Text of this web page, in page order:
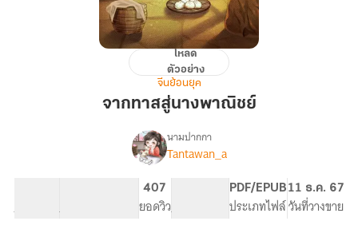
สู่
พาณิชย์
โหลด
ตัวอย่าง
จีนย้อนยุค
จากทาสสู่นางพาณิชย์
เรื่อง
นามปากกา
Tantawan_a
จำนวนคำ จำนวนหน้า (A5)
407
ยอดวิวระดับเนื้อหา
PDF/EPUB
ประเภทไฟล์
11 ธ.ค. 67
วันที่วางขาย